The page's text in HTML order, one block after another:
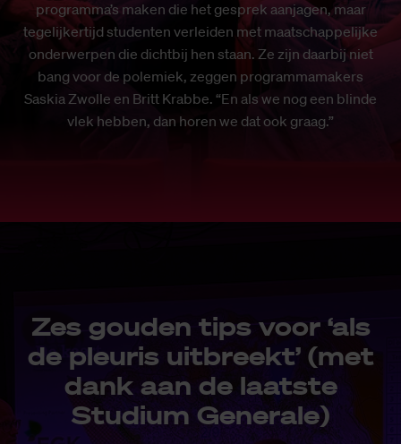
programma’s maken die het gesprek aanjagen, maar
tegelijkertijd studenten verleiden met maatschappelijke
onderwerpen die dichtbij hen staan. Ze zijn daarbij niet
bang voor de polemiek, zeggen programmamakers
Saskia Zwolle en Britt Krabbe. “En als we nog een blinde
vlek hebben, dan horen we dat ook graag.”
Zes gouden tips voor ‘als
de pleuris uitbreekt’ (met
dank aan de laatste
Studium Generale)